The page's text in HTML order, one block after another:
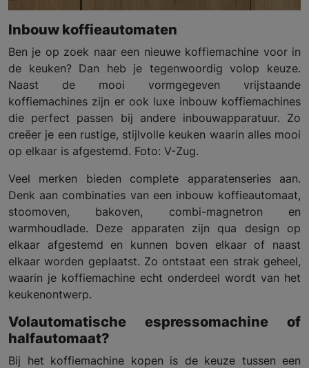
Inbouw koffieautomaten
Ben je op zoek naar een nieuwe koffiemachine voor in
de keuken? Dan heb je tegenwoordig volop keuze.
Naast de mooi vormgegeven vrijstaande
koffiemachines zijn er ook luxe inbouw koffiemachines
die perfect passen bij andere inbouwapparatuur. Zo
creëer je een rustige, stijlvolle keuken waarin alles mooi
op elkaar is afgestemd. Foto: V-Zug.
Veel merken bieden complete apparatenseries aan.
Denk aan combinaties van een inbouw koffieautomaat,
stoomoven, bakoven, combi-magnetron en
warmhoudlade. Deze apparaten zijn qua design op
elkaar afgestemd en kunnen boven elkaar of naast
elkaar worden geplaatst. Zo ontstaat een strak geheel,
waarin je koffiemachine echt onderdeel wordt van het
keukenontwerp.
Volautomatische espressomachine of
halfautomaat?
Bij het koffiemachine kopen is de keuze tussen een